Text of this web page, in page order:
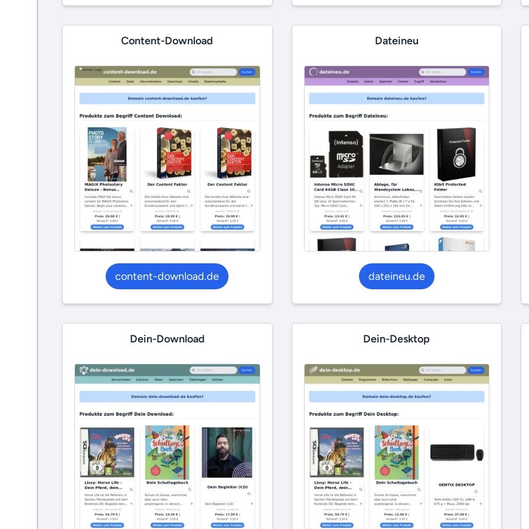
Content-Download
content-download.de
Dateineu
dateineu.de
Dein-Download Dein-Desktop